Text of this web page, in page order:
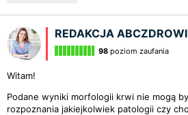
REDAKCJA
98 poziom zaufania
Witam!
Podane wyniki morfologii krwi nie mogą
rozpoznania jakiejkolwiek patologii czy